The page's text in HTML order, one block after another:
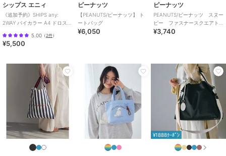
シップス エニィ
《追加予約》SHIPS any:
2WAY バイカラー A4 ドロスト
5.00 （2件）
¥5,500
ピーナッツ
【PEANUTS/ピーナッツ】 ト
ートバッグ
¥6,050
ピーナッツ
PEANUTS/ピーナッツ スヌー
ピー ファスナースクエアト
ート
¥3,740
¥1888ｸｰﾎﾟﾝ